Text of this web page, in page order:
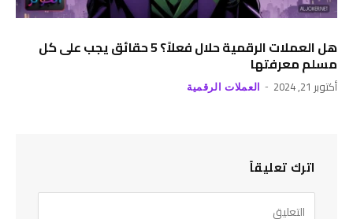
هل العملات الرقمية حلال فعلاً؟ 5 حقائق يجب على كل
مسلم معرفتها
أكتوبر 21, 2024 العملات الرقمية
اترك تعليقاً